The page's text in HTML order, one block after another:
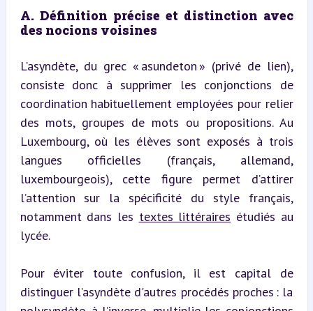
A. Définition précise et distinction avec
des nocions voisines
L’asyndète, du grec « asundeton » (privé de lien),
consiste donc à supprimer les conjonctions de
coordination habituellement employées pour relier
des mots, groupes de mots ou propositions. Au
Luxembourg, où les élèves sont exposés à trois
langues officielles (français, allemand,
luxembourgeois), cette figure permet d’attirer
l’attention sur la spécificité du style français,
notamment dans les textes littéraires étudiés au
lycée.
Pour éviter toute confusion, il est capital de
distinguer l’asyndète d'autres procédés proches : la